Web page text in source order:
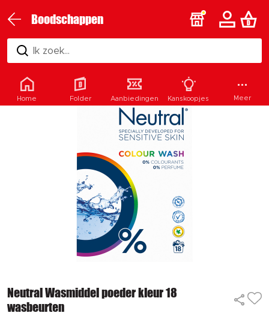
Boodschappen
Ik zoek...
Neutral Wasmiddel poeder kleur 18
wasbeurten
Home Folder Aanbiedingen Kanskoopjes Meer